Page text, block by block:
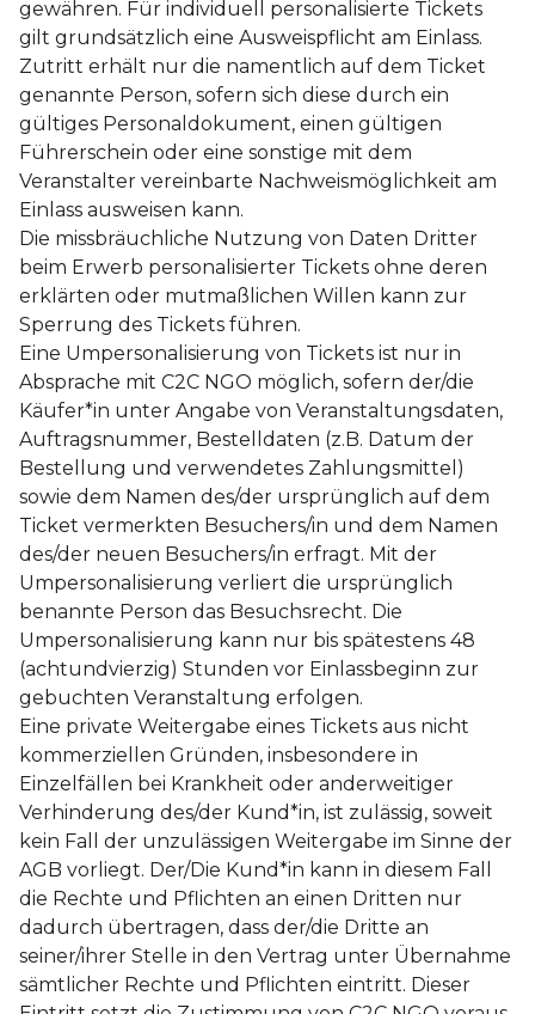
gewähren. Für individuell personalisierte Tickets
gilt grundsätzlich eine Ausweispflicht am Einlass.
Zutritt erhält nur die namentlich auf dem Ticket
genannte Person, sofern sich diese durch ein
gültiges Personaldokument, einen gültigen
Führerschein oder eine sonstige mit dem
Veranstalter vereinbarte Nachweismöglichkeit am
Einlass ausweisen kann.
Die missbräuchliche Nutzung von Daten Dritter
beim Erwerb personalisierter Tickets ohne deren
erklärten oder mutmaßlichen Willen kann zur
Sperrung des Tickets führen.
Eine Umpersonalisierung von Tickets ist nur in
Absprache mit C2C NGO möglich, sofern der/die
Käufer*in unter Angabe von Veranstaltungsdaten,
Auftragsnummer, Bestelldaten (z.B. Datum der
Bestellung und verwendetes Zahlungsmittel)
sowie dem Namen des/der ursprünglich auf dem
Ticket vermerkten Besuchers/in und dem Namen
des/der neuen Besuchers/in erfragt. Mit der
Umpersonalisierung verliert die ursprünglich
benannte Person das Besuchsrecht. Die
Umpersonalisierung kann nur bis spätestens 48
(achtundvierzig) Stunden vor Einlassbeginn zur
gebuchten Veranstaltung erfolgen.
Eine private Weitergabe eines Tickets aus nicht
kommerziellen Gründen, insbesondere in
Einzelfällen bei Krankheit oder anderweitiger
Verhinderung des/der Kund*in, ist zulässig, soweit
kein Fall der unzulässigen Weitergabe im Sinne der
AGB vorliegt. Der/Die Kund*in kann in diesem Fall
die Rechte und Pflichten an einen Dritten nur
dadurch übertragen, dass der/die Dritte an
seiner/ihrer Stelle in den Vertrag unter Übernahme
sämtlicher Rechte und Pflichten eintritt. Dieser